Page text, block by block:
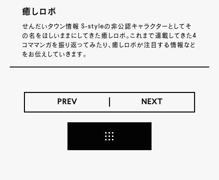
癒しロボ
せんだいタウン情報 S-styleの非公認キャラクターとしてそ
の名をほしいままにしてきた癒しロボ。これまで連載してきた4
コママンガを振り返ってみたり、癒しロボが注目する情報など
をお伝えしていきます。
PREV NEXT